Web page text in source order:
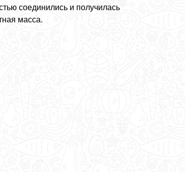
соединились и получилась
масса.